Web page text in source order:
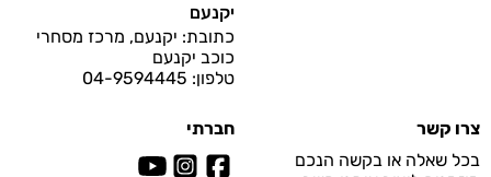
יקנעם
כתובת: יקנעם, מרכז מסחרי
כוכב יקנעם
טלפון: 04-9594445
צרו קשר
בכל שאלה או בקשה הנכם
חברתי